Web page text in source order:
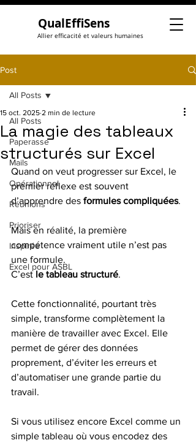
QualEffiSens
Allier efficacité et valeurs humaines
Post
All Posts
Paperasse
Mails
Opérationnel
Réunions
Prioriser
Inspirée
Excel pour ASBL
All Posts
La magie des tableaux
structurés sur Excel
15 oct. 2025 2 min de lecture
Quand on veut progresser sur Excel, le
premier réflexe est souvent
d’apprendre des formules compliquées.
Mais en réalité, la première
compétence vraiment utile n’est pas
une formule.
C’est le tableau structuré.
Cette fonctionnalité, pourtant très
simple, transforme complètement la
manière de travailler avec Excel. Elle
permet de gérer des données
proprement, d’éviter les erreurs et
d’automatiser une grande partie du
travail.
Si vous utilisez encore Excel comme un
simple tableau où vous encodez des